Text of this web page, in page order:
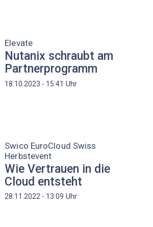
Elevate
Nutanix schraubt am
Partnerprogramm
18.10.2023 - 15:41 Uhr
Swico EuroCloud Swiss
Herbstevent
Wie Vertrauen in die
Cloud entsteht
28.11.2022 - 13:09 Uhr